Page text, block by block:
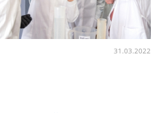
31.03.2022